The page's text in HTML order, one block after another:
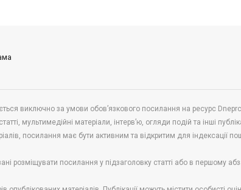
виключно за умови обов’язкового посилання на ресурс
мультимедійні матеріали, інтерв’ю, огляди подій та інші
посилання має бути активним та відкритим для індексації
розміщувати посилання у підзаголовку статті або в першому